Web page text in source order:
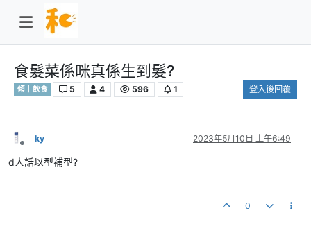
食髮菜係咪真係生到髮?
傾｜飲食 5 4 596 1 登入後回覆
離線
ky 2023年5月10日 上午6:49
d人話以型補型?
0